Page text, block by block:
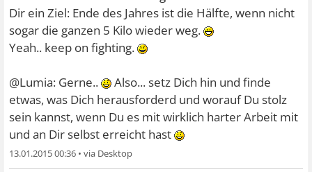
Dir ein Ziel: Ende des Jahres ist die Hälfte, wenn nicht
sogar die ganzen 5 Kilo wieder weg.
Yeah.. keep on fighting.
@Lumia: Gerne..
Also... setz Dich hin und finde
etwas, was Dich herausforderd und worauf Du stolz
sein kannst, wenn Du es mit wirklich harter Arbeit mit
und an Dir selbst erreicht hast
13.01.2015 00:36 •